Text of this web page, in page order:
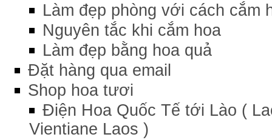
Làm đẹp phòng với cách cắm
Nguyên tắc khi cắm hoa
Làm đẹp bằng hoa quả
Đặt hàng qua email
Shop hoa tươi
Điện Hoa Quốc Tế tới Lào (
Vientiane Laos )